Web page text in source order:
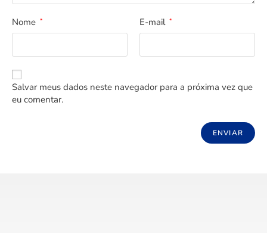
Nome * E-mail *
Salvar meus dados neste navegador para a próxima vez que
eu comentar.